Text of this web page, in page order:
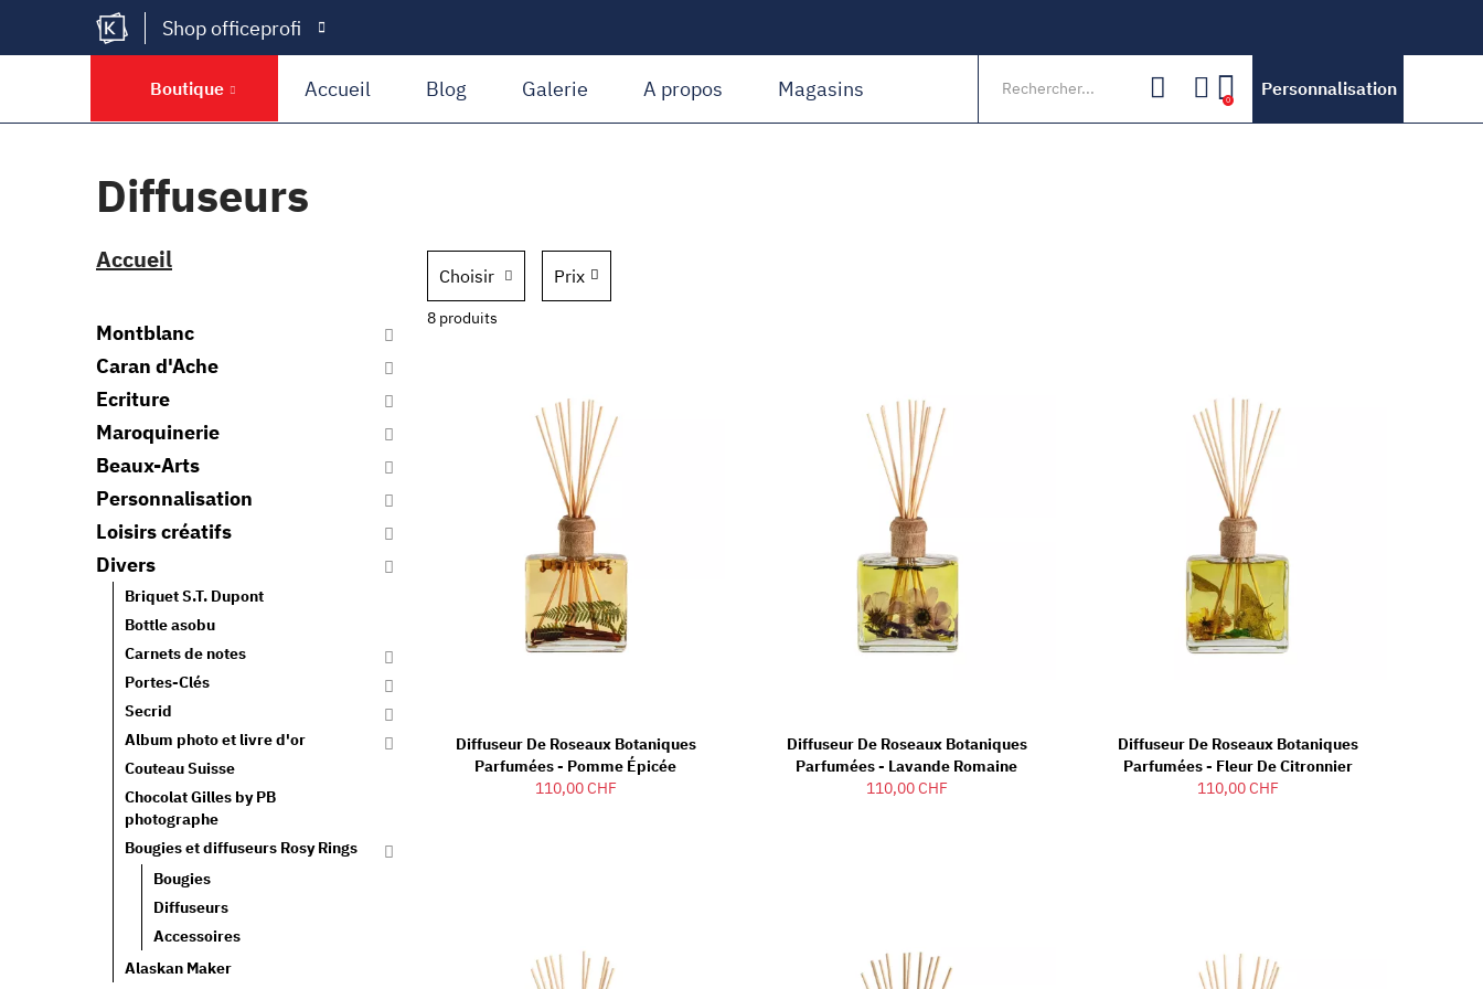
Shop officeprofi
Boutique Accueil Blog Galerie A propos Magasins 0
Personnalisation
Diffuseurs
Choisir Prix
8 produits
Diffuseur De Roseaux Botaniques
Parfumées - Pomme Épicée
110,00 CHF
Diffuseur De Roseaux Botaniques
Parfumées - Lavande Romaine
110,00 CHF
Diffuseur De Roseaux Botaniques
Parfumées - Fleur De Citronnier
110,00 CHF
Accueil
Montblanc
Caran d'Ache
Ecriture
Maroquinerie
Beaux-Arts
Personnalisation
Loisirs créatifs
Divers
Briquet S.T. Dupont
Bottle asobu
Carnets de notes
Portes-Clés
Secrid
Album photo et livre d'or
Couteau Suisse
Chocolat Gilles by PB
photographe
Bougies et diffuseurs Rosy Rings
Bougies
Diffuseurs
Accessoires
Alaskan Maker